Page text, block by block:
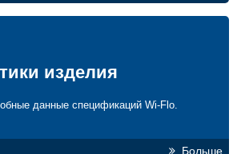
изделия
данные спецификаций Wi-Flo.
Больше